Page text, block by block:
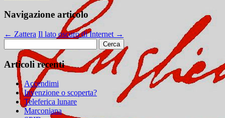
Navigazione articolo
← Zattera Il lato oscuro di Internet →
per:
Articoli recenti
Accendimi
Invenzione o scoperta?
Teleferica lunare
Marconiana